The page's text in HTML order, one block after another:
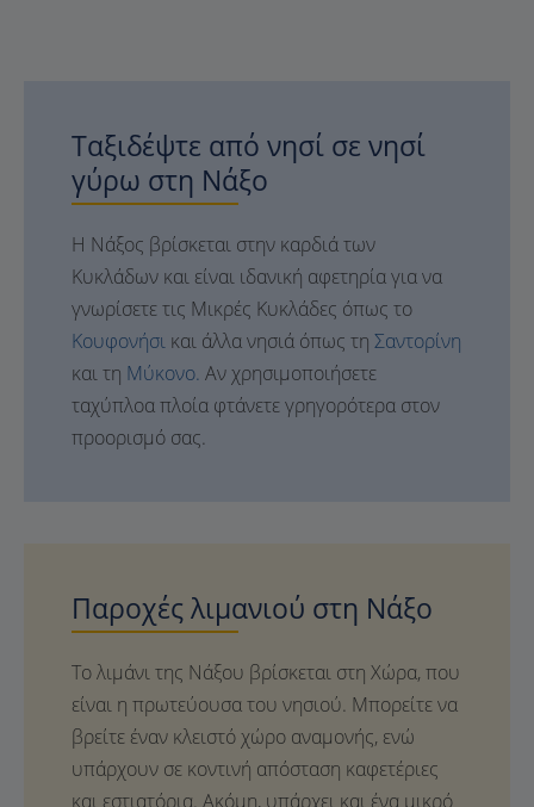
Ταξιδέψτε από νησί σε νησί
γύρω στη Νάξο
Η Νάξος βρίσκεται στην καρδιά των
Κυκλάδων και είναι ιδανική αφετηρία για να
γνωρίσετε τις Μικρές Κυκλάδες όπως το
Κουφονήσι και άλλα νησιά όπως τη Σαντορίνη
και τη Μύκονο. Αν χρησιμοποιήσετε
ταχύπλοα πλοία φτάνετε γρηγορότερα στον
προορισμό σας.
Παροχές λιμανιού στη Νάξο
Το λιμάνι της Νάξου βρίσκεται στη Χώρα, που
είναι η πρωτεύουσα του νησιού. Μπορείτε να
βρείτε έναν κλειστό χώρο αναμονής, ενώ
υπάρχουν σε κοντινή απόσταση καφετέριες
και εστιατόρια. Ακόμη, υπάρχει και ένα μικρό